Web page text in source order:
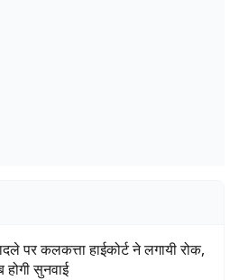
पर कलकत्ता हाईकोर्ट ने लगायी रोक,
सुनवाई